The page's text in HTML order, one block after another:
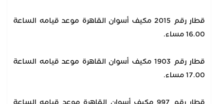
قطار رقم 2015 مكيف أسوان القاهرة موعد قيامه الساعة
16.00 مساء.
قطار رقم 1903 مكيف أسوان القاهرة موعد قيامه الساعة
17.00 مساء.